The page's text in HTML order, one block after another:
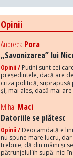
Opinii
Andreea Pora
„Savonizarea” lui
Opinii / Puțini sunt cei
președintele, dacă are
criza politică,
și, mai ales, dacă mai
Mihai Maci
Datoriile se plătesc
Opinii / Deocamdată e
nu spune mare lucru,
trebuie, dă din mâini și
pătrunjelul în supă: nici